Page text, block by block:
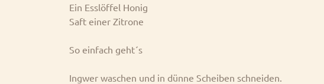
Ein Esslöffel Honig
Saft einer Zitrone
So einfach geht´s
Ingwer waschen und in dünne Scheiben schneiden.